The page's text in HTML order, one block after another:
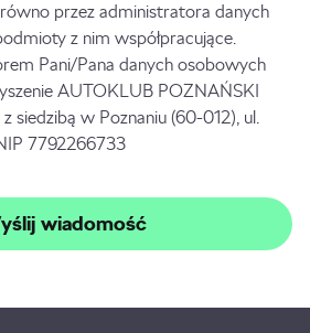
przez administratora danych
z nim współpracujące.
Pani/Pana danych osobowych
AUTOKLUB POZNAŃSKI
siedzibą w Poznaniu (60-012), ul.
7792266733